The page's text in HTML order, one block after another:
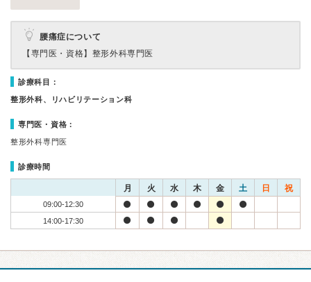
腰痛症について
【専門医・資格】 整形外科専門医
診療科目：
整形外科、リハビリテーション科
専門医・資格：
整形外科専門医
診療時間
月 火 水 木 金 土 日 祝
09:00-12:30
14:00-17:30